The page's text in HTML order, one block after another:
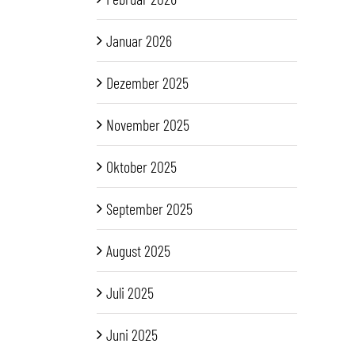
Januar 2026
Dezember 2025
November 2025
Oktober 2025
September 2025
August 2025
Juli 2025
Juni 2025